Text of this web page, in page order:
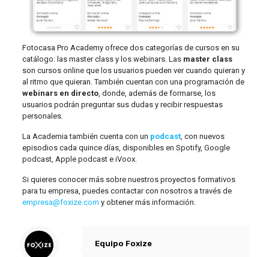
Fotocasa Pro Academy ofrece dos categorías de cursos en su
catálogo: las master class y los webinars. Las master class
son cursos online que los usuarios pueden ver cuando quieran y
al ritmo que quieran. También cuentan con una programación de
webinars en directo, donde, además de formarse, los
usuarios podrán preguntar sus dudas y recibir respuestas
personales.
La Academia también cuenta con un podcast, con nuevos
episodios cada quince días, disponibles en Spotify, Google
podcast, Apple podcast e iVoox.
Si quieres conocer más sobre nuestros proyectos formativos
para tu empresa, puedes contactar con nosotros a través de
empresa@foxize.com y obtener más información.
Equipo Foxize